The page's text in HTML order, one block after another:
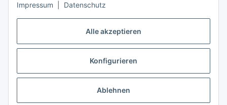
Alle akzeptieren
Konfigurieren
Ablehnen
Impressum Datenschutz
Vertrag widerrufen
* Alle Preise zzgl. gesetzlicher USt., zzgl.Versand
Dieser Shop richtet sich ausschließlich an Behörden, Unternehmen und